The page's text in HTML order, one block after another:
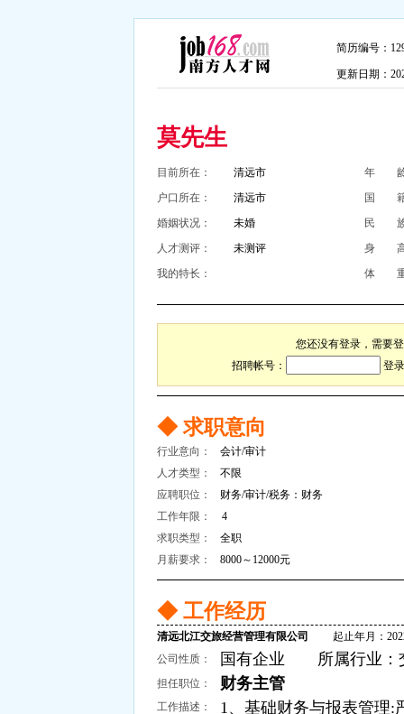
简历编号：
更新日期：
莫先生
目前所在： 清远市
年 龄
户口所在：
清远市
国
婚姻状况：
未婚
民
人才测评：
未测评
身 高
我的特长：
体 重
您还没有登录，需要
招聘帐号：
登
◆ 求职意向
行业意向：
会计/审计
人才类型：
不限
应聘职位：
财务/审计/税务：财务
工作年限：
4
求职类型：
全职
月薪要求：
8000～12000元
◆ 工作经历
清远北江交旅经营管理有限公司
起止年月：
公司性质：
国有企业 所属行业：
担任职位： 财务主管
工作描述：
1、基础财务与报表管理: